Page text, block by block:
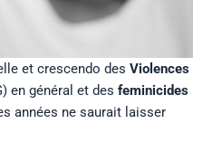
et crescendo desViolences
en général et desfeminicides
années ne saurait laisser